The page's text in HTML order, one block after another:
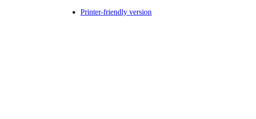
Printer-friendly version